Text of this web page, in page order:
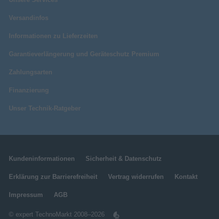
Versandinfos
Informationen zu Lieferzeiten
Garantieverlängerung und Geräteschutz Premium
Zahlungsarten
Finanzierung
Unser Technik-Ratgeber
Kundeninformationen Sicherheit & Datenschutz
Erklärung zur Barrierefreiheit Vertrag widerrufen Kontakt
Impressum AGB
© expert TechnoMarkt 2008–2026